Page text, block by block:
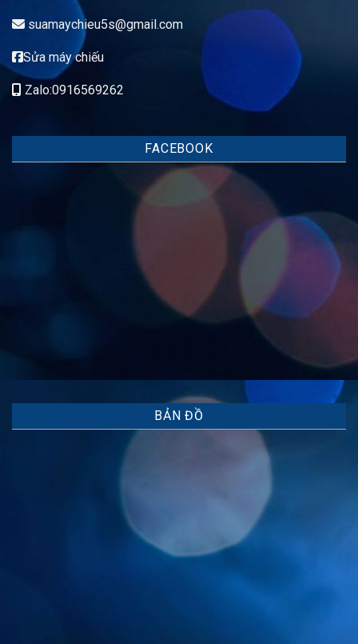
suamaychieu5s@gmail.com
Sửa máy chiếu
Zalo:0916569262
FACEBOOK
BẢN ĐỒ